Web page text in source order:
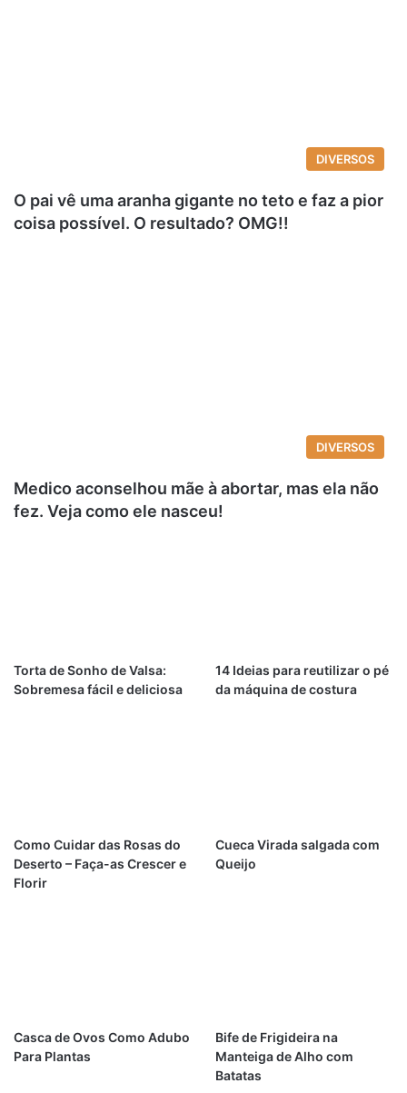
DIVERSOS
O pai vê uma aranha gigante no teto e faz a pior
coisa possível. O resultado? OMG!!
DIVERSOS
Medico aconselhou mãe à abortar, mas ela não
fez. Veja como ele nasceu!
Torta de Sonho de Valsa:
Sobremesa fácil e deliciosa
14 Ideias para reutilizar o pé
da máquina de costura
Como Cuidar das Rosas do
Deserto – Faça-as Crescer e
Florir
Cueca Virada salgada com
Queijo
Casca de Ovos Como Adubo
Para Plantas
Bife de Frigideira na
Manteiga de Alho com
Batatas